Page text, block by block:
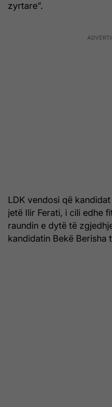
zyrtare”.
LDK vendosi që
jetë Ilir Ferati, i cili edhe
raundin e dytë të
kandidatin Bekë Berisha